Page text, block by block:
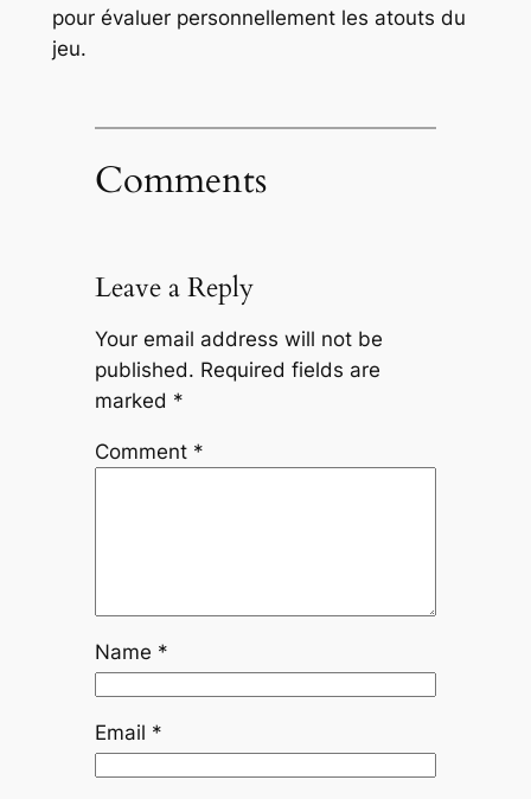
pour évaluer personnellement les atouts du
jeu.
Comments
Leave a Reply
Your email address will not be
published. Required fields are
marked *
Comment *
Name *
Email *